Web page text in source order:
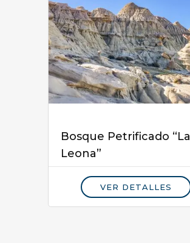
Bosque Petrificado “La
Leona”
VER DETALLES